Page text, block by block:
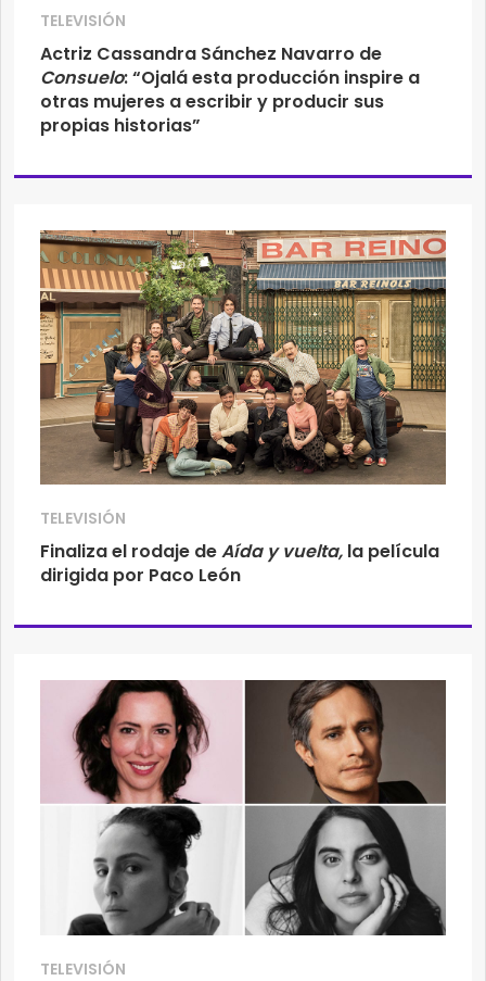
TELEVISIÓN
Actriz Cassandra Sánchez Navarro de
Consuelo: “Ojalá esta producción inspire a
otras mujeres a escribir y producir sus
propias historias”
TELEVISIÓN
Finaliza el rodaje deAída y vuelta, la película
dirigida por Paco León
TELEVISIÓN